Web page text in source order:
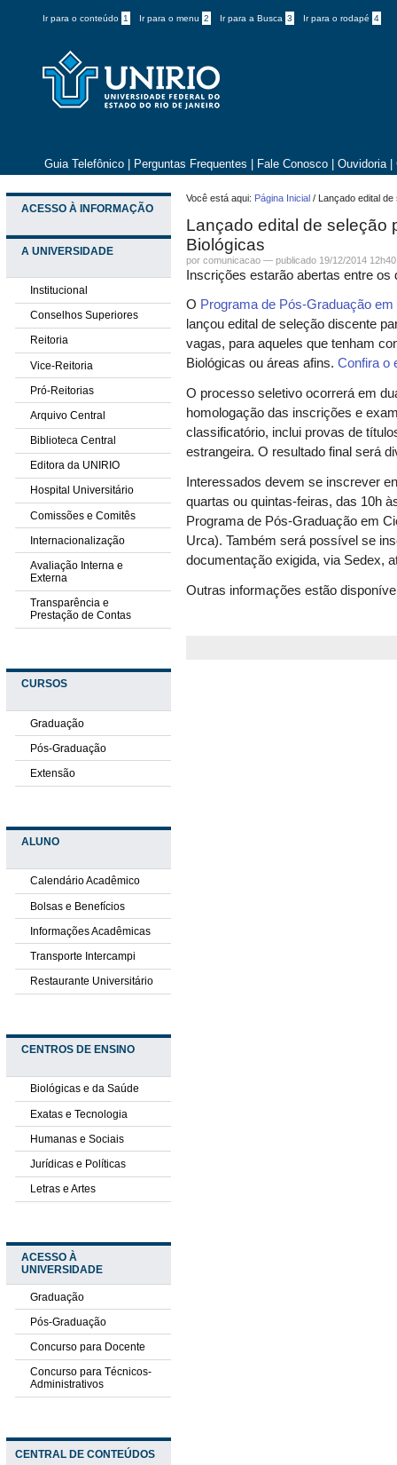
Ir para o conteúdo 1 Ir para o menu 2 Ir para a Busca 3 Ir para o rodapé 4
Guia Telefônico Perguntas Frequentes Fale Conosco Ouvidoria
ACESSO À INFORMAÇÃO
A UNIVERSIDADE
Institucional
Conselhos Superiores
Reitoria
Vice-Reitoria
Pró-Reitorias
Arquivo Central
Biblioteca Central
Editora da UNIRIO
Hospital Universitário
Comissões e Comitês
Internacionalização
Avaliação Interna e
Externa
Transparência e
Prestação de Contas
CURSOS
Graduação
Pós-Graduação
Extensão
ALUNO
Calendário Acadêmico
Bolsas e Benefícios
Informações Acadêmicas
Transporte Intercampi
Restaurante Universitário
CENTROS DE ENSINO
Biológicas e da Saúde
Exatas e Tecnologia
Humanas e Sociais
Jurídicas e Políticas
Letras e Artes
ACESSO À
UNIVERSIDADE
Graduação
Pós-Graduação
Concurso para Docente
Concurso para Técnicos-
Administrativos
CENTRAL DE CONTEÚDOS
Você está aqui: Página Inicial / Lançado edital
Lançado edital de seleção
Biológicas
por comunicacao —publicado 19/12/2014
Inscrições estarão abertas entre os
O Programa de Pós-Graduação
lançou edital de seleção discente
vagas, para aqueles que tenham
Biológicas ou áreas afins.Confira o
O processo seletivo ocorrerá em
homologação das inscrições e
classificatório, inclui provas de
estrangeira. O resultado final será
Interessados devem se inscrever
quartas ou quintas-feiras, das 10h
Programa de Pós-Graduação em
Urca). Também será possível se
documentação exigida, via Sedex,
Outras informações estão